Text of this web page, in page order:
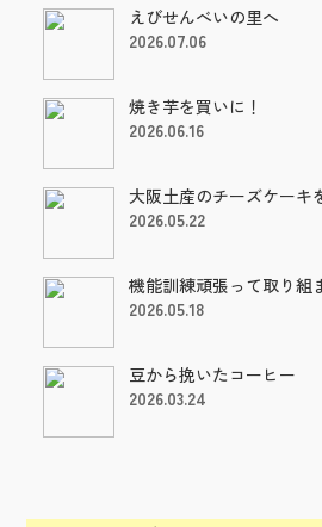
えびせんべいの里へ
2026.07.06
焼き芋を買いに！
2026.06.16
大阪土産のチーズケーキ
2026.05.22
機能訓練頑張って取り組
2026.05.18
豆から挽いたコーヒー
2026.03.24